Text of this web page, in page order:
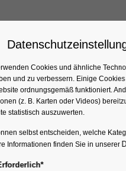
2018
Cookies und ähnliche
und zu verbessern. Einige
ordnungsgemäß funktioniert.
(z. B. Karten oder Videos)
statistisch auszuwerten.
selbst entscheiden, welche
Informationen finden Sie in unserer